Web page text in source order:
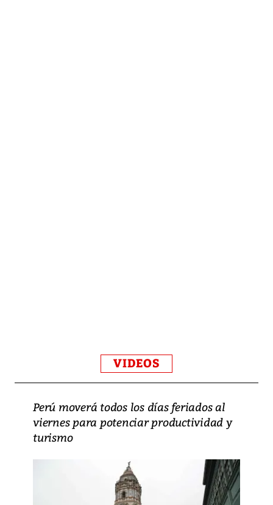
VIDEOS
Perú moverá todos los días feriados al
viernes para potenciar productividad y
turismo